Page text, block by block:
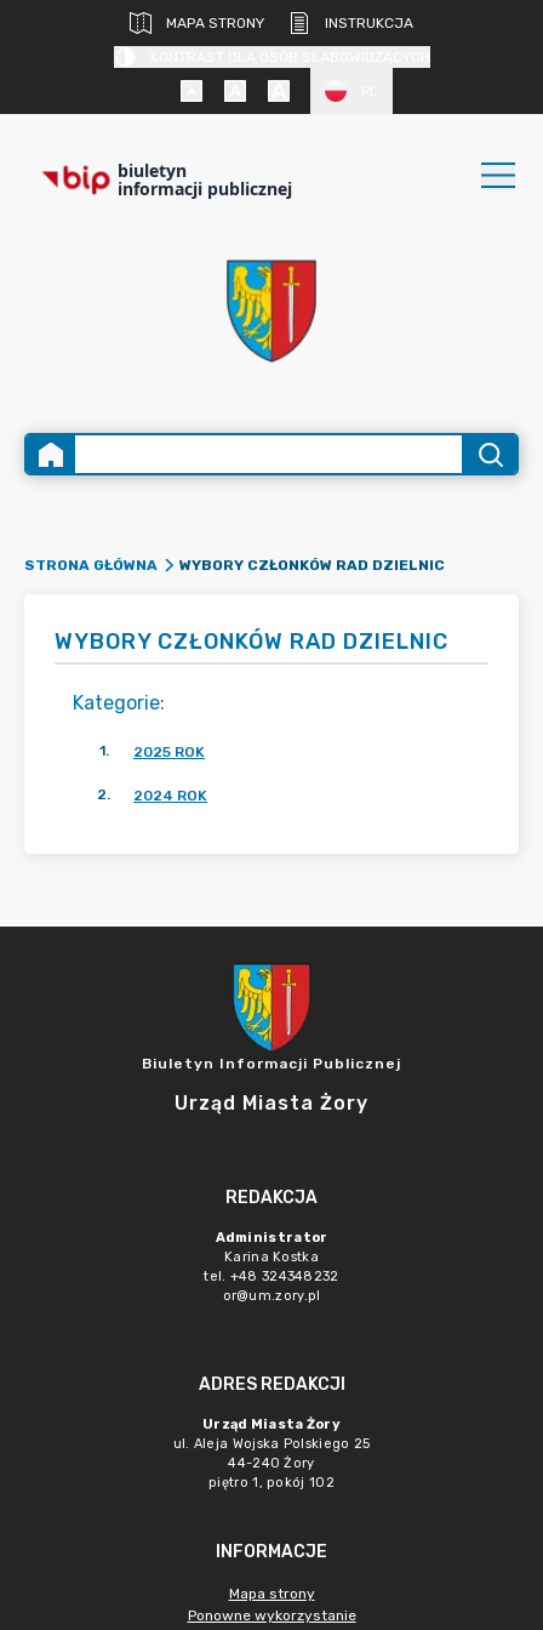
MAPA STRONY
INSTRUKCJA
biuletyn
informacji publicznej
STRONA GŁÓWNA WYBORY CZŁONKÓW RAD DZIELNIC
WYBORY CZŁONKÓW RAD DZIELNIC
Kategorie:
1. 2025 ROK
2. 2024 ROK
Biuletyn Informacji Publicznej
Urząd Miasta Żory
REDAKCJA
Administrator
Karina Kostka
tel. +48 324348232
or@um.zory.pl
ADRES REDAKCJI
Urząd Miasta Żory
ul. Aleja Wojska Polskiego 25
44-240 Żory
piętro 1, pokój 102
INFORMACJE
Mapa strony
Ponowne wykorzystanie